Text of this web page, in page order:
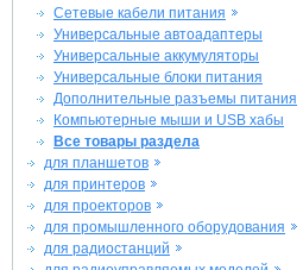
Сетевые кабели питания
Универсальные автоадаптеры
Универсальные аккумуляторы
Универсальные блоки питания
Дополнительные разъемы питания
Компьютерные мыши и USB хабы
Все товары раздела
для планшетов
для принтеров
для проекторов
для промышленного оборудования
для радиостанций